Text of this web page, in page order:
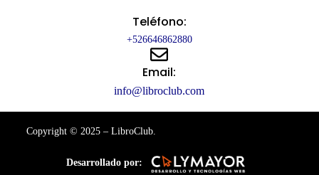
Teléfono:
+526646862880
Email:
info@libroclub.com
Copyright © 2025 – LibroClub.
Desarrollado por: